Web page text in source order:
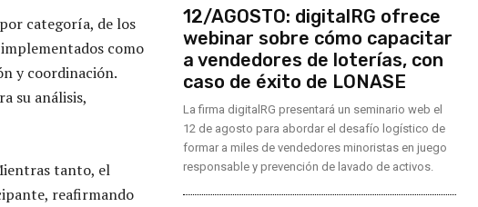
categoría, de los
como
y coordinación.
su análisis,
tanto, el
reafirmando
12/AGOSTO: digitalRG ofrece
webinar sobre cómo capacitar
a vendedores de loterías, con
caso de éxito de LONASE
La firma digitalRG presentará un seminario web el
12 de agosto para abordar el desafío logístico de
formar a miles de vendedores minoristas en juego
responsable y prevención de lavado de activos.